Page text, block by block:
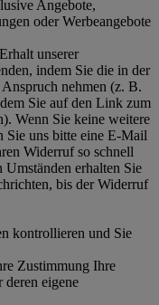
Angebote,
oder Werbeangebote
unserer
indem Sie die in der
nehmen (z. B.
Sie auf den Link zum
Wenn Sie keine weitere
Sie uns bitte eine E-Mail
Widerruf so schnell
erhalten Sie
bis der Widerruf
kontrollieren und Sie
Zustimmung Ihre
deren eigene